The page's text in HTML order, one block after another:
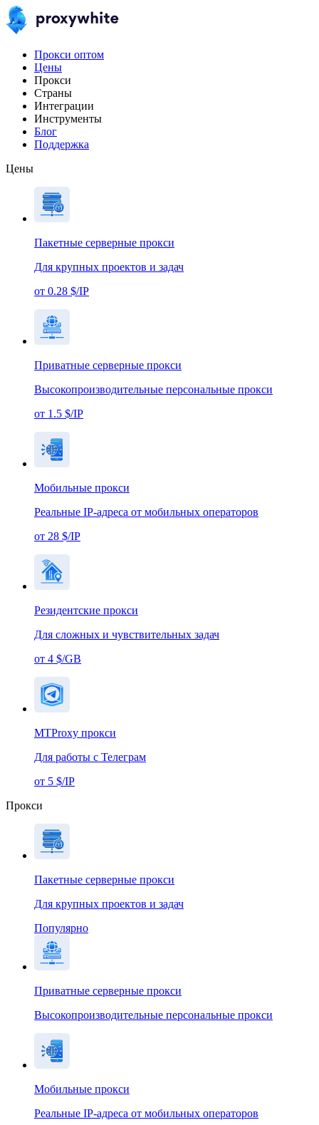
Прокси оптом
Цены
Прокси
Страны
Интеграции
Инструменты
Блог
Поддержка
Цены
Пакетные серверные прокси
Для крупных проектов и задач
от 0.28 $/IP
Приватные серверные прокси
Высокопроизводительные персональные прокси
от 1.5 $/IP
Мобильные прокси
Реальные IP-адреса от мобильных операторов
от 28 $/IP
Резидентские прокси
Для сложных и чувствительных задач
от 4 $/GB
MTProxy прокси
Для работы с Телеграм
от 5 $/IP
Прокси
Пакетные серверные прокси
Для крупных проектов и задач
Популярно
Приватные серверные прокси
Высокопроизводительные персональные прокси
Мобильные прокси
Реальные IP-адреса от мобильных операторов